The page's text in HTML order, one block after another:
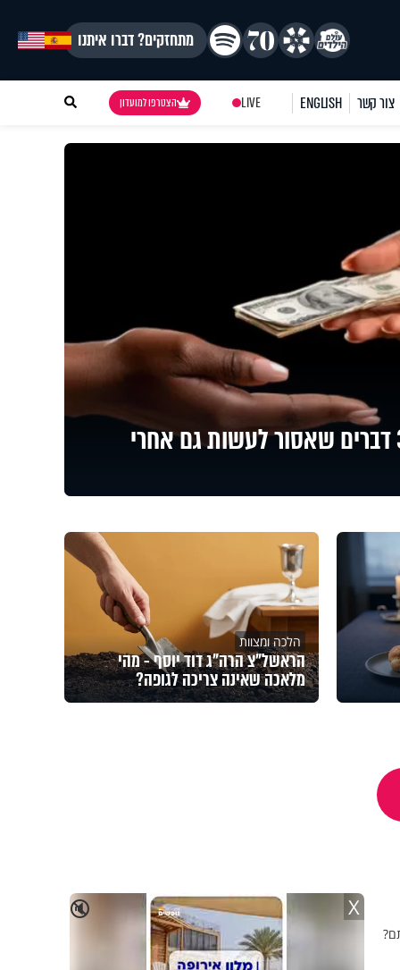
מתחזקים? דברו איתנו
צור קשר ENGLISH
LIVE הצטרפו למועדון
הלוואה בין חברים? 3 דברים שאסור לעשות גם אחרי
הלכה ומצוות
הראשל"צ הרה"ג דוד יוסף - מהי
מלאכה שאינה צריכה לגופה?
🔇 X